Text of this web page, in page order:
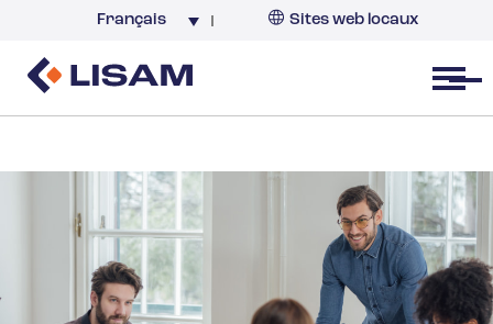
Français Sites web locaux
Open menu